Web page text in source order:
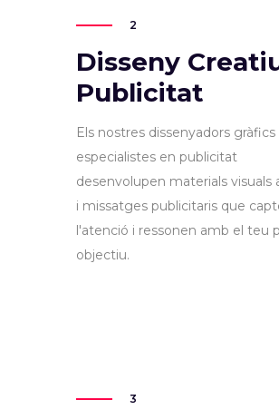
2
Disseny
Publicitat
Els nostres dissenyadors gràfics
especialistes en publicitat
desenvolupen materials visuals
i missatges publicitaris que
l'atenció i ressonen amb el teu
objectiu.
3